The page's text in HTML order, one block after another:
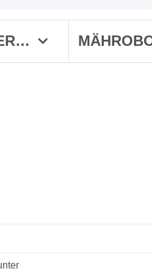
BEWÄSSERUNG